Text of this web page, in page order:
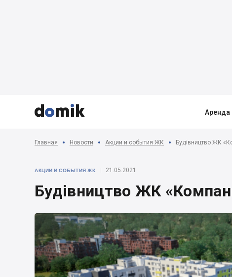


 Аренда
Главная Новости Акции и события ЖК Будівництво ЖК
АКЦИИ И СОБЫТИЯ ЖК 21.05.2021
Будівництво ЖК